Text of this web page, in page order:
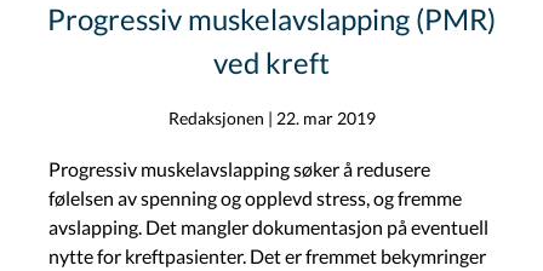
Progressiv muskelavslapping (PMR)
ved kreft
Redaksjonen | 22. mar 2019
Progressiv muskelavslapping søker å redusere
følelsen av spenning og opplevd stress, og fremme
avslapping. Det mangler dokumentasjon på eventuell
nytte for kreftpasienter. Det er fremmet bekymringer